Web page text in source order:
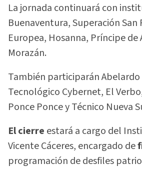
La jornada continuará con
Buenaventura, Superación San
Europea, Hosanna, Príncipe de
Morazán.
También participarán Abelardo
Tecnológico Cybernet, El
Ponce Ponce y Técnico Nueva
El cierre estará a cargo del
Vicente Cáceres, encargado de
programación de desfiles